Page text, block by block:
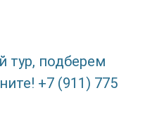
тур, подберем
+7 (911) 775